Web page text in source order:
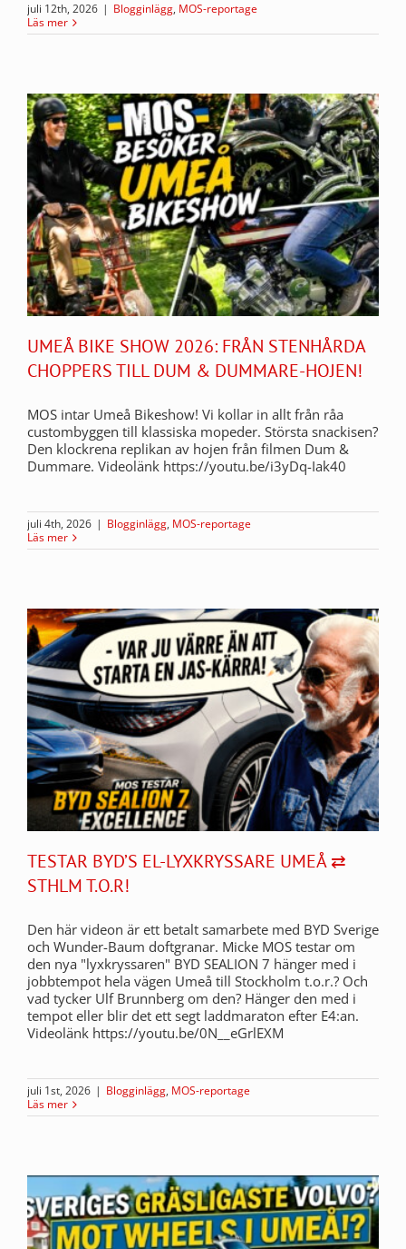
juli 12th, 2026 | Blogginlägg, MOS-reportage
Läs mer
UMEÅ BIKE SHOW 2026: FRÅN STENHÅRDA
CHOPPERS TILL DUM & DUMMARE-HOJEN!
MOS intar Umeå Bikeshow! Vi kollar in allt från råa
custombyggen till klassiska mopeder. Största snackisen?
Den klockrena replikan av hojen från filmen Dum &
Dummare. Videolänk https://youtu.be/i3yDq-Iak40
juli 4th, 2026 | Blogginlägg, MOS-reportage
Läs mer
TESTAR BYD’S EL-LYXKRYSSARE UMEÅ ⇄
STHLM T.O.R!
Den här videon är ett betalt samarbete med BYD Sverige
och Wunder-Baum doftgranar. Micke MOS testar om
den nya "lyxkryssaren" BYD SEALION 7 hänger med i
jobbtempot hela vägen Umeå till Stockholm t.o.r.? Och
vad tycker Ulf Brunnberg om den? Hänger den med i
tempot eller blir det ett segt laddmaraton efter E4:an.
Videolänk https://youtu.be/0N__eGrlEXM
juli 1st, 2026 | Blogginlägg, MOS-reportage
Läs mer